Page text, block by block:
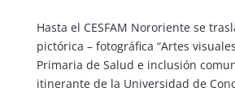
Hasta el CESFAM Nororiente se
pictórica – fotográfica “Artes
Primaria de Salud e inclusión
itinerante de la Universidad de